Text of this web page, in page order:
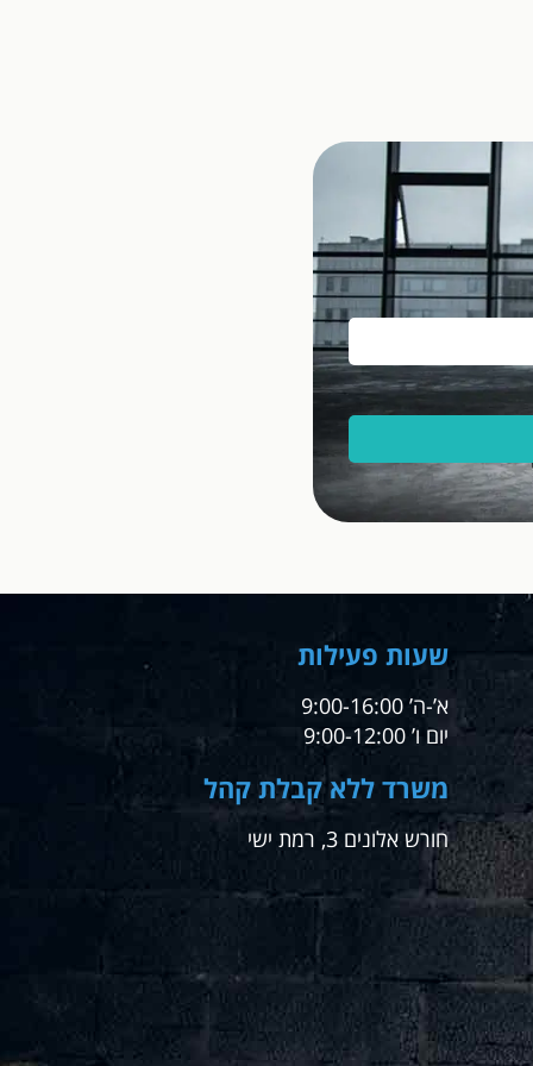
שעות פעילות
א’-ה’ 9:00-16:00
יום ו’ 9:00-12:00
משרד ללא קבלת קהל
חורש אלונים 3, רמת ישי